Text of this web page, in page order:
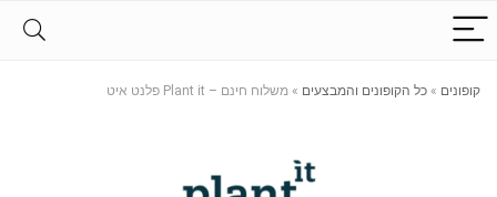
קופונים » כל הקופונים והמבצעים » משלוח חינם – Plant it פלנט איט